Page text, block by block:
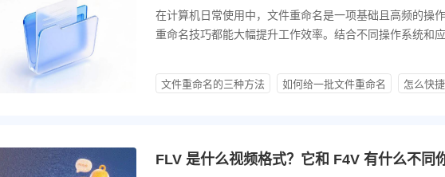
在计算机日常使用中，文件重命名是一项基础且高频的操
重命名技巧都能大幅提升工作效率。结合不同操作系统和
文件重命名的三种方法 如何给一批文件重命名 怎么快
FLV 是什么视频格式？它和 F4V 有什么不同